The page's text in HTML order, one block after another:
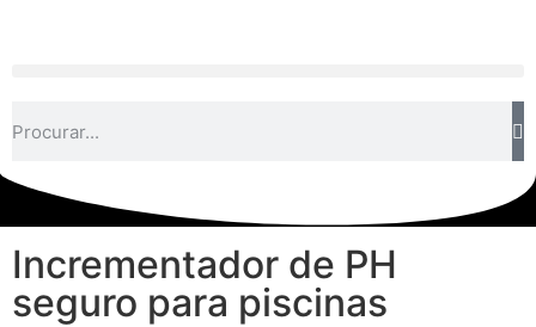
Incrementador de PH
seguro para piscinas